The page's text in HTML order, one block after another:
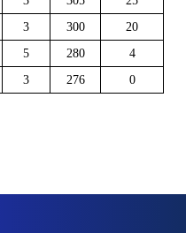
3 300 20
5 280
4
3 276 0